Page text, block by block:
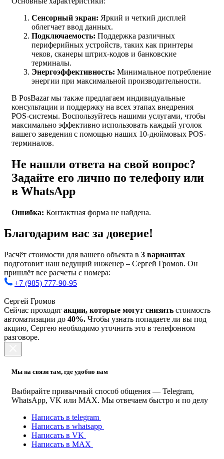
Сенсорный экран: Яркий и четкий дисплей
облегчает ввод данных.
Подключаемость: Поддержка различных
периферийных устройств, таких как принтеры
чеков, сканеры штрих-кодов и банковские
терминалы.
Энергоэффективность: Минимальное потребление
энергии при максимальной производительности.
В PosBazar мы также предлагаем индивидуальные
консультации и поддержку на всех этапах внедрения
POS-системы. Воспользуйтесь нашими услугами, чтобы
максимально эффективно использовать каждый уголок
вашего заведения с помощью наших 10-дюймовых POS-
терминалов.
Не нашли ответа на свой вопрос?
Задайте его лично по телефону или
в WhatsApp
Ошибка: Контактная форма не найдена.
Благодарим вас за доверие!
Расчёт стоимости для вашего объекта в 3 вариантах
подготовит наш ведущий инженер – Сергей Громов. Он
пришлёт все расчеты с номера:
+7 (985) 777-90-95
Сергей Громов
Сейчас проходят акции, которые могут снизить стоимость
автоматизации до 40%. Чтобы узнать попадаете ли вы под
акцию, Сергею необходимо уточнить это в телефонном
разговоре.
Мы на связи там, где удобно вам
Выбирайте привычный способ общения — Telegram,
WhatsApp, VK или MAX. Мы отвечаем быстро и по делу
Написать в telegram
Написать в whatsapp
Написать в VK
Написать в MAX